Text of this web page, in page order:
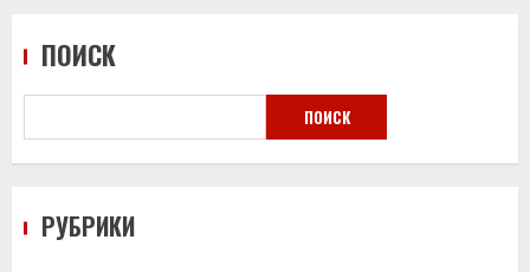
ПОИСК
ПОИСК
РУБРИКИ